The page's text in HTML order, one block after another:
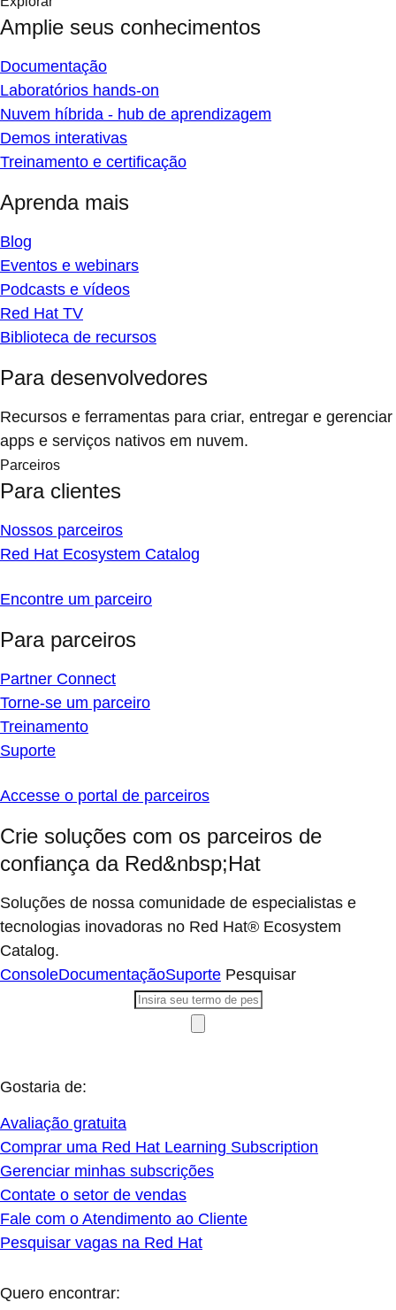
Amplie seus conhecimentos
Documentação
Laboratórios hands-on
Nuvem híbrida - hub de aprendizagem
Demos interativas
Treinamento e certificação
Aprenda mais
Blog
Eventos e webinars
Podcasts e vídeos
Red Hat TV
Biblioteca de recursos
Para desenvolvedores
Recursos e ferramentas para criar, entregar e gerenciar
apps e serviços nativos em nuvem.
Parceiros
Para clientes
Nossos parceiros
Red Hat Ecosystem Catalog
Encontre um parceiro
Para parceiros
Partner Connect
Torne-se um parceiro
Treinamento
Suporte
Accesse o portal de parceiros
Crie soluções com os parceiros de
confiança da Red&nbsp;Hat
Soluções de nossa comunidade de especialistas e
tecnologias inovadoras no Red Hat® Ecosystem
Catalog.
ConsoleDocumentaçãoSuporte Pesquisar
Gostaria de:
Avaliação gratuita
Comprar uma Red Hat Learning Subscription
Gerenciar minhas subscrições
Contate o setor de vendas
Fale com o Atendimento ao Cliente
Pesquisar vagas na Red Hat
Quero encontrar: